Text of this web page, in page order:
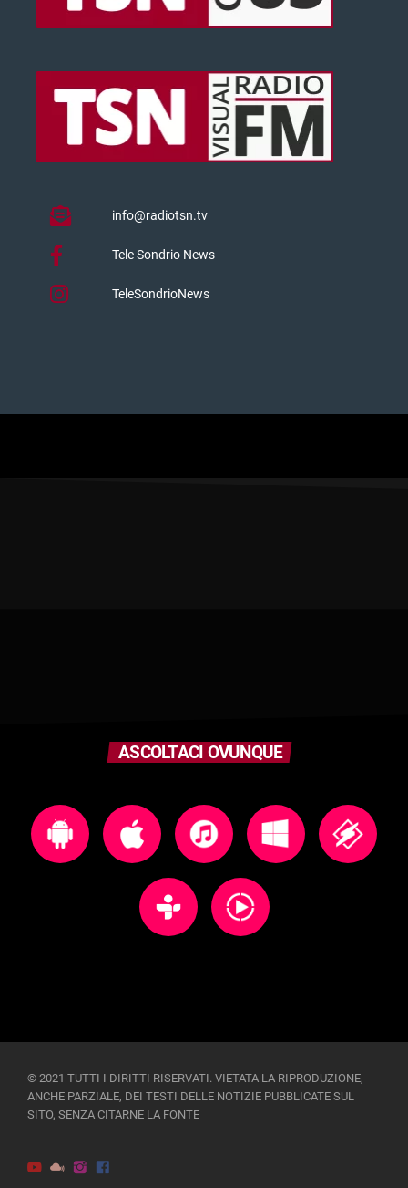
info@radiotsn.tv
Tele Sondrio News
TeleSondrioNews
ASCOLTACI OVUNQUE
© 2021 TUTTI I DIRITTI RISERVATI. VIETATA LA RIPRODUZIONE,
ANCHE PARZIALE, DEI TESTI DELLE NOTIZIE PUBBLICATE SUL
SITO, SENZA CITARNE LA FONTE